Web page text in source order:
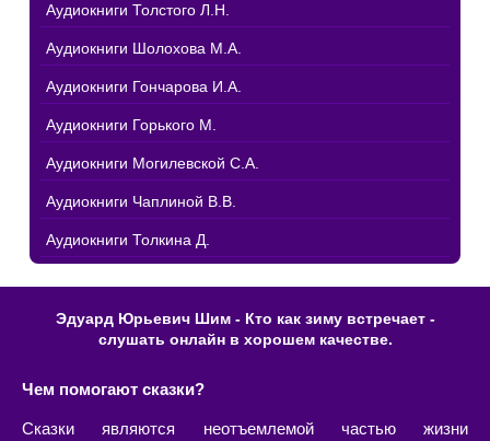
Аудиокниги Толстого Л.Н.
Аудиокниги Шолохова М.А.
Аудиокниги Гончарова И.А.
Аудиокниги Горького М.
Аудиокниги Могилевской С.А.
Аудиокниги Чаплиной В.В.
Аудиокниги Толкина Д.
Эдуард Юрьевич Шим - Кто как зиму встречает -
слушать онлайн в хорошем качестве.
Чем помогают сказки?
Сказки являются неотъемлемой частью жизни